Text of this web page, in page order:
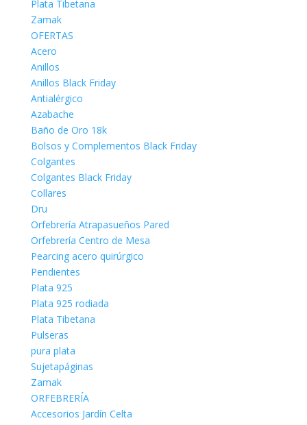
Plata Tibetana
Zamak
OFERTAS
Acero
Anillos
Anillos Black Friday
Antialérgico
Azabache
Baño de Oro 18k
Bolsos y Complementos Black Friday
Colgantes
Colgantes Black Friday
Collares
Dru
Orfebrería Atrapasueños Pared
Orfebrería Centro de Mesa
Pearcing acero quirúrgico
Pendientes
Plata 925
Plata 925 rodiada
Plata Tibetana
Pulseras
pura plata
Sujetapáginas
Zamak
ORFEBRERÍA
Accesorios Jardín Celta